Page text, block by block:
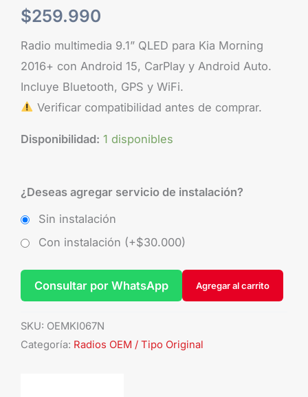
$259.990
Radio multimedia 9.1” QLED para Kia Morning
2016+ con Android 15, CarPlay y Android Auto.
Incluye Bluetooth, GPS y WiFi.
Verificar compatibilidad antes de comprar.
Disponibilidad: 1 disponibles
¿Deseas agregar servicio de instalación?
Sin instalación
Con instalación (+$30.000)
Agregar al carrito
Consultar por WhatsApp
SKU: OEMKI067N
Categoría: Radios OEM / Tipo Original